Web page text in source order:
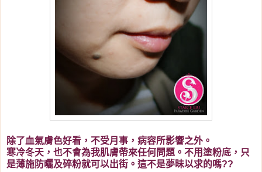
除了血氣膚色好看，不受月事，病容所影響之外。
寒冷冬天，也不會為我肌膚帶來任何問題。不用塗粉底，只
是薄施防曬及碎粉就可以出街。這不是夢昧以求的嗎??